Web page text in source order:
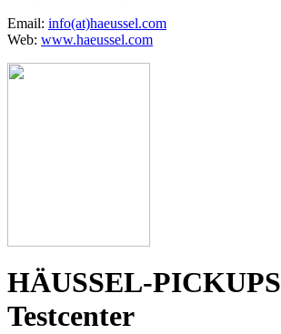
Email: info(at)haeussel.com
Web: www.haeussel.com
HÄUSSEL-PICKUPS
Testcenter